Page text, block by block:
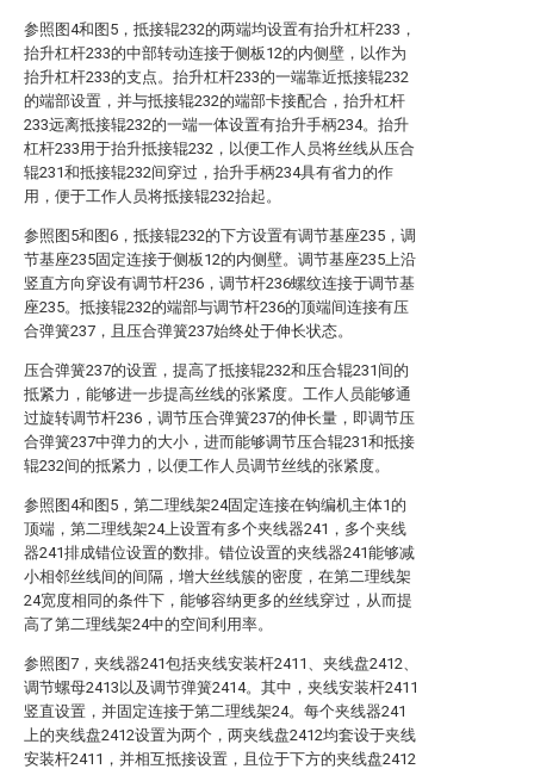
参照图4和图5，抵接辊232的两端均设置有抬升杠杆233，
抬升杠杆233的中部转动连接于侧板12的内侧壁，以作为
抬升杠杆233的支点。抬升杠杆233的一端靠近抵接辊232
的端部设置，并与抵接辊232的端部卡接配合，抬升杠杆
233远离抵接辊232的一端一体设置有抬升手柄234。抬升
杠杆233用于抬升抵接辊232，以便工作人员将丝线从压合
辊231和抵接辊232间穿过，抬升手柄234具有省力的作
用，便于工作人员将抵接辊232抬起。
参照图5和图6，抵接辊232的下方设置有调节基座235，调
节基座235固定连接于侧板12的内侧壁。调节基座235上沿
竖直方向穿设有调节杆236，调节杆236螺纹连接于调节基
座235。抵接辊232的端部与调节杆236的顶端间连接有压
合弹簧237，且压合弹簧237始终处于伸长状态。
压合弹簧237的设置，提高了抵接辊232和压合辊231间的
抵紧力，能够进一步提高丝线的张紧度。工作人员能够通
过旋转调节杆236，调节压合弹簧237的伸长量，即调节压
合弹簧237中弹力的大小，进而能够调节压合辊231和抵接
辊232间的抵紧力，以便工作人员调节丝线的张紧度。
参照图4和图5，第二理线架24固定连接在钩编机主体1的
顶端，第二理线架24上设置有多个夹线器241，多个夹线
器241排成错位设置的数排。错位设置的夹线器241能够减
小相邻丝线间的间隔，增大丝线簇的密度，在第二理线架
24宽度相同的条件下，能够容纳更多的丝线穿过，从而提
高了第二理线架24中的空间利用率。
参照图7，夹线器241包括夹线安装杆2411、夹线盘2412、
调节螺母2413以及调节弹簧2414。其中，夹线安装杆2411
竖直设置，并固定连接于第二理线架24。每个夹线器241
上的夹线盘2412设置为两个，两夹线盘2412均套设于夹线
安装杆2411，并相互抵接设置，且位于下方的夹线盘2412